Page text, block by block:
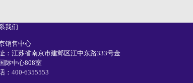
我们
销售中心
：江苏省南京市建邺区江中东路333号金
际中心808室
： 400-6355553